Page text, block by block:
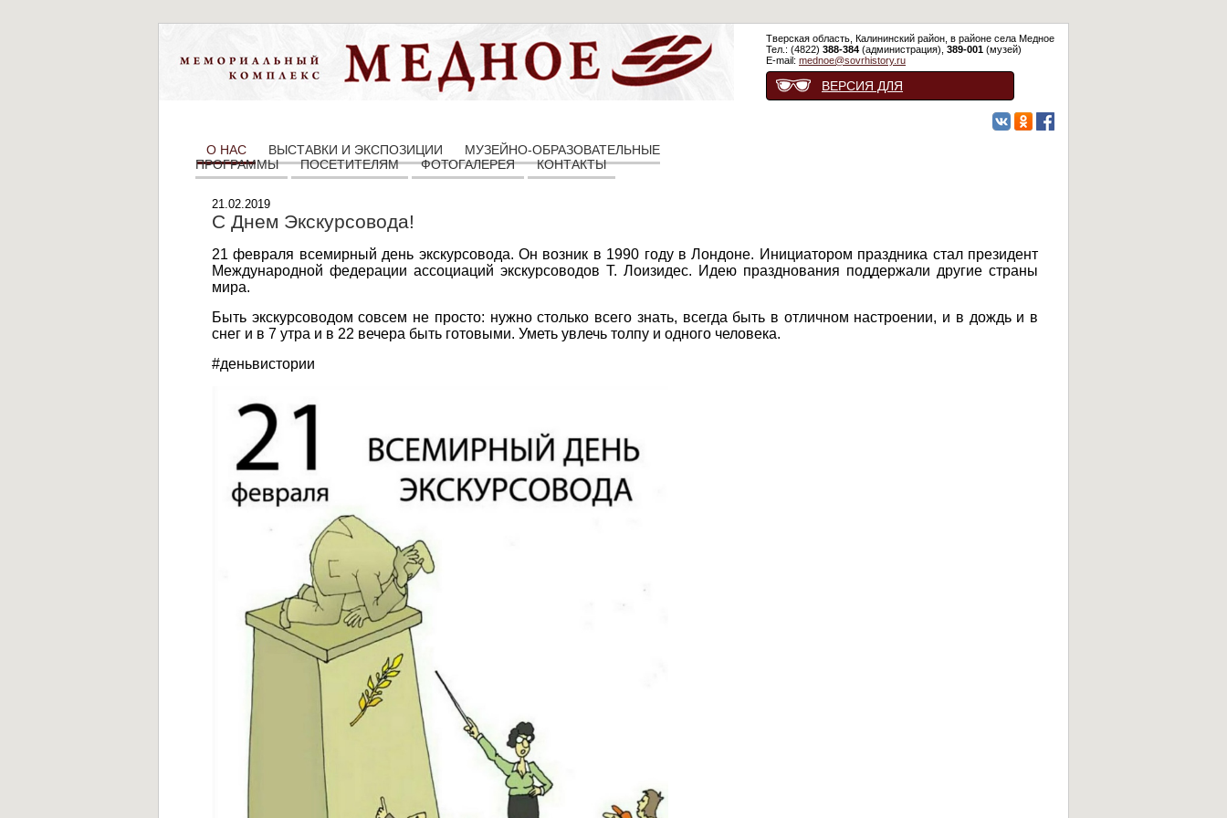
Тверская область, Калининский район, в районе села Медное
Тел.: (4822) 388-384 (администрация), 389-001 (музей)
E-mail: mednoe@sovrhistory.ru
ВЕРСИЯ ДЛЯ
О НАС ВЫСТАВКИ И ЭКСПОЗИЦИИ
МУЗЕЙНО-ОБРАЗОВАТЕЛЬНЫЕ
ПРОГРАММЫ
ПОСЕТИТЕЛЯМ ФОТОГАЛЕРЕЯ КОНТАКТЫ
21.02.2019
С Днем Экскурсовода!
21 февраля всемирный день экскурсовода. Он возник в 1990 году в Лондоне. Инициатором праздника стал президент
Международной федерации ассоциаций экскурсоводов Т. Лоизидес. Идею празднования поддержали другие страны
мира.
Быть экскурсоводом совсем не просто: нужно столько всего знать, всегда быть в отличном настроении, и в дождь и в
снег и в 7 утра и в 22 вечера быть готовыми. Уметь увлечь толпу и одного человека.
#деньвистории